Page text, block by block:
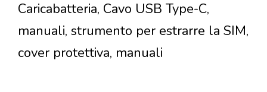
Caricabatteria, Cavo USB Type-C,
manuali, strumento per estrarre la SIM,
cover protettiva, manuali